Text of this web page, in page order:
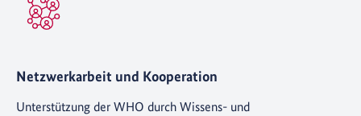
Netzwerkarbeit und Kooperation
Unterstützung der WHO durch Wissens- und